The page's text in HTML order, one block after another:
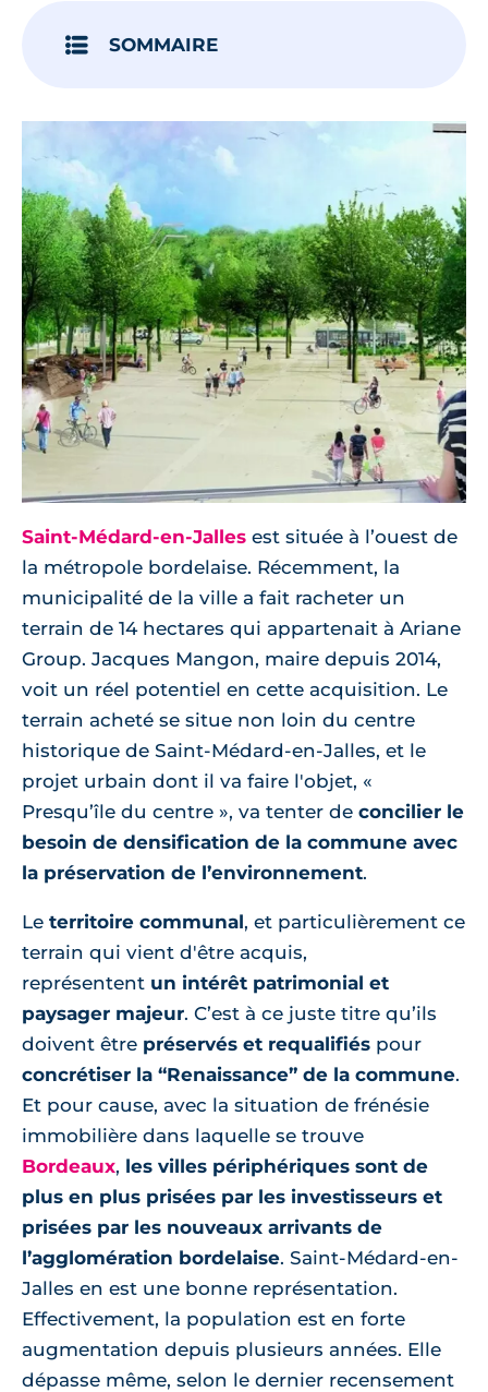
SOMMAIRE
Saint-Médard-en-Jalles est située à l’ouest de
la métropole bordelaise. Récemment, la
municipalité de la ville a fait racheter un
terrain de 14 hectares qui appartenait à Ariane
Group. Jacques Mangon, maire depuis 2014,
voit un réel potentiel en cette acquisition. Le
terrain acheté se situe non loin du centre
historique de Saint-Médard-en-Jalles, et le
projet urbain dont il va faire l'objet, «
Presqu’île du centre », va tenter de concilier le
besoin de densification de la commune avec
la préservation de l’environnement.
Le territoire communal, et particulièrement ce
terrain qui vient d'être acquis,
représentent un intérêt patrimonial et
paysager majeur. C’est à ce juste titre qu’ils
doivent être préservés et requalifiés pour
concrétiser la “Renaissance” de la commune.
Et pour cause, avec la situation de frénésie
immobilière dans laquelle se trouve
Bordeaux, les villes périphériques sont de
plus en plus prisées par les investisseurs et
prisées par les nouveaux arrivants de
l’agglomération bordelaise. Saint-Médard-en-
Jalles en est une bonne représentation.
Effectivement, la population est en forte
augmentation depuis plusieurs années. Elle
dépasse même, selon le dernier recensement